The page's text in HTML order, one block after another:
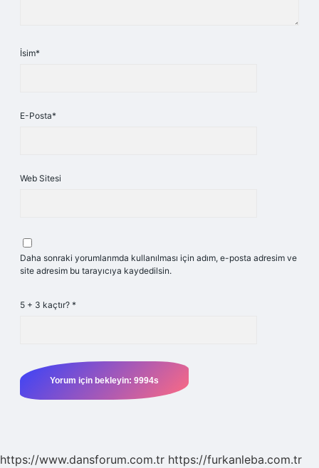
İsim*
E-Posta*
Web Sitesi
Daha sonraki yorumlarımda kullanılması için adım, e-posta adresim ve
site adresim bu tarayıcıya kaydedilsin.
5 + 3 kaçtır? *
https://www.dansforum.com.tr https://furkanleba.com.tr